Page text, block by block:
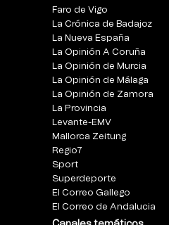
Faro de Vigo
La Crónica de Badajoz
La Nueva España
La Opinión A Coruña
La Opinión de Murcia
La Opinión de Málaga
La Opinión de Zamora
La Provincia
Levante-EMV
Mallorca Zeitung
Regio7
Sport
Superdeporte
El Correo Gallego
El Correo de Andalucia